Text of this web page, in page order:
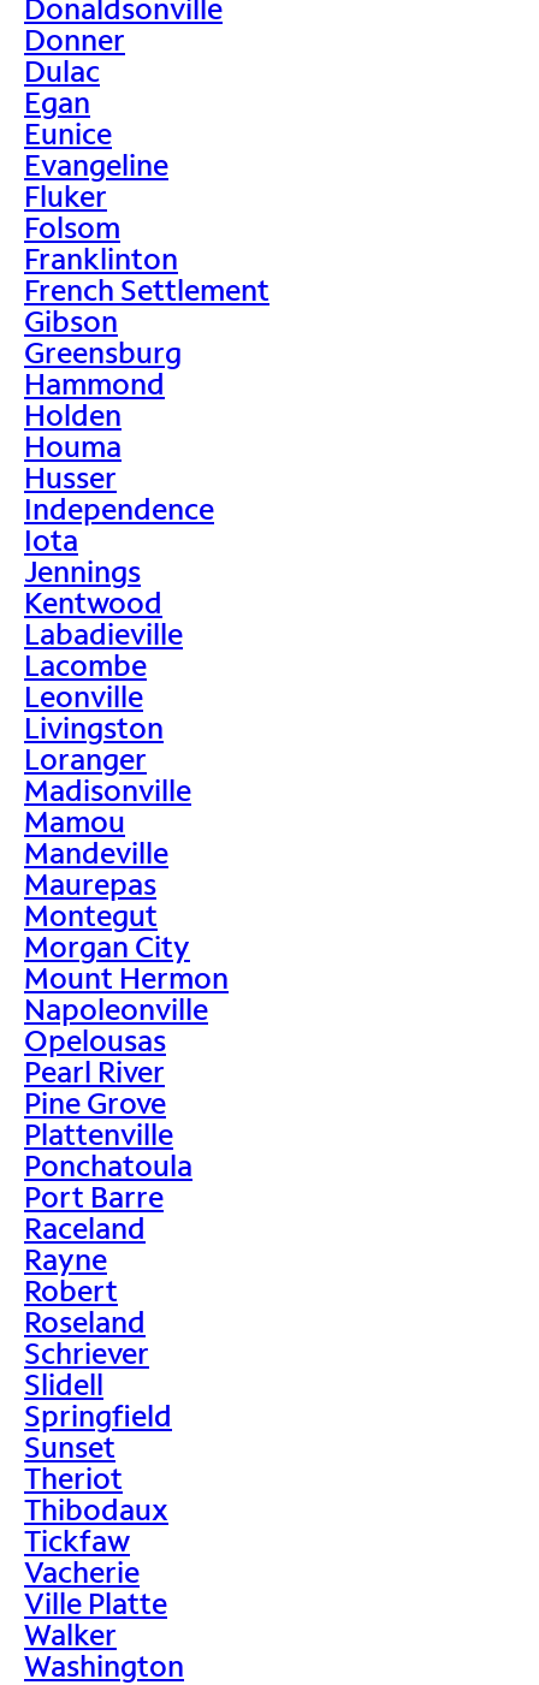
Donaldsonville
Donner
Dulac
Egan
Eunice
Evangeline
Fluker
Folsom
Franklinton
French Settlement
Gibson
Greensburg
Hammond
Holden
Houma
Husser
Independence
Iota
Jennings
Kentwood
Labadieville
Lacombe
Leonville
Livingston
Loranger
Madisonville
Mamou
Mandeville
Maurepas
Montegut
Morgan City
Mount Hermon
Napoleonville
Opelousas
Pearl River
Pine Grove
Plattenville
Ponchatoula
Port Barre
Raceland
Rayne
Robert
Roseland
Schriever
Slidell
Springfield
Sunset
Theriot
Thibodaux
Tickfaw
Vacherie
Ville Platte
Walker
Washington